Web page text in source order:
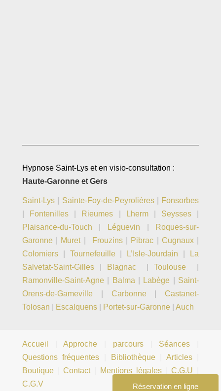
Hypnose Saint-Lys et en visio-consultation :
Haute-GaronneetGers
Saint-Lys| Sainte-Foy-de-Peyrolières|
Fonsorbes
Fontenilles| Rieumes Lherm| Seysses
Plaisance-du-Touch
Léguevin
Roques-sur-
Garonne| Muret| Frouzins| Pibrac Cugnaux|
Colomiers| Tournefeuille| L’Isle-Jourdain
La
Salvetat-Saint-Gilles| Blagnac|Toulouse
Ramonville-Saint-Agne| Balma Labège
Saint-
Orens-de-Gameville| Carbonne|Castanet-
Tolosan
Escalquens| Portet-sur-Garonne Auch
Accueil |Approche parcours| Séances
Questions fréquentes
Bibliothèque| Articles|
Boutique|Contact| Mentions légales|C.G.U
C.G.V
Réservation en ligne